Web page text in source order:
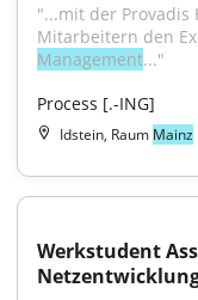
"...mit der Provadis
Management..."
Process [.-ING]
Idstein, Raum Mainz
Werkstudent